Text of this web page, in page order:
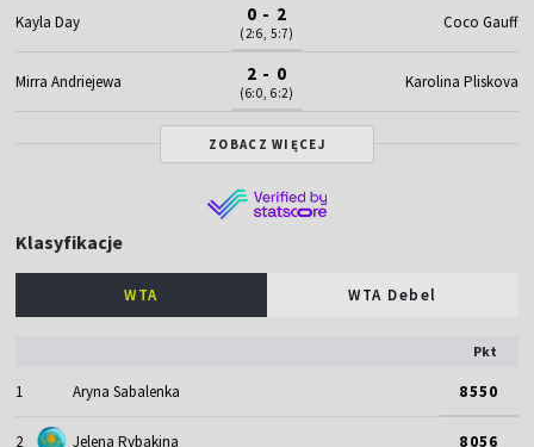
Kayla Day 0 - 2
(2:6, 5:7)
Coco Gauff
Mirra Andriejewa 2 - 0
(6:0, 6:2)
Karolina Pliskova
ZOBACZ WIĘCEJ
Klasyfikacje
WTA WTA Debel
Pkt
1 Aryna Sabalenka 8550
2 Jelena Rybakina 8056